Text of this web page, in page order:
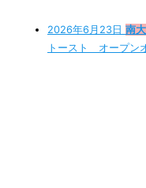
2026年6月23日 南
トースト オープン